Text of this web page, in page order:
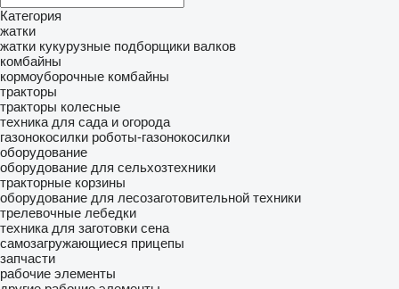
Категория
жатки
жатки кукурузные подборщики валков
комбайны
кормоуборочные комбайны
тракторы
тракторы колесные
техника для сада и огорода
газонокосилки роботы-газонокосилки
оборудование
оборудование для сельхозтехники
тракторные корзины
оборудование для лесозаготовительной техники
трелевочные лебедки
техника для заготовки сена
самозагружающиеся прицепы
запчасти
рабочие элементы